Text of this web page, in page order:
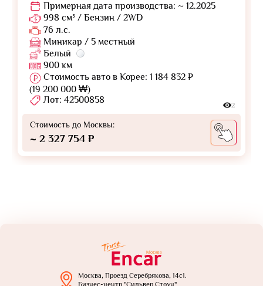
Примерная дата производства: ~ 12.2025
998 см³ / Бензин / 2WD
76 л.с.
Миникар / 5 местный
Белый
900 км
Стоимость авто в Корее: 1 184 832 ₽
(19 200 000 ₩)
Лот: 42500858
2
Стоимость до Москвы:
~ 2 327 754 ₽
Москва, Проезд Серебрякова, 14с1.
Бизнес-центр "Сильвер Стоун"